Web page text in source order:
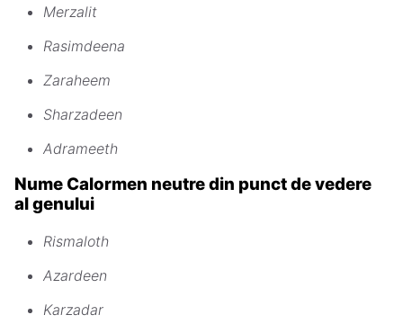
Merzalit
Rasimdeena
Zaraheem
Sharzadeen
Adrameeth
Nume Calormen neutre din punct de vedere
al genului
Rismaloth
Azardeen
Karzadar